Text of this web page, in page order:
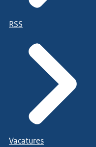
RSS
Vacatures